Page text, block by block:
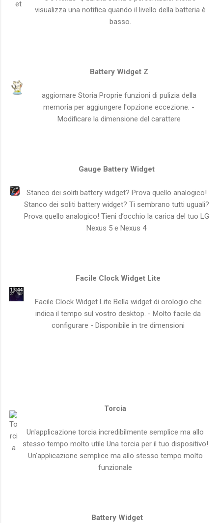
visualizza una notifica quando il livello della batteria è
basso.
Battery Widget Z
aggiornare Storia Proprie funzioni di pulizia della
memoria per aggiungere l'opzione eccezione. -
Modificare la dimensione del carattere
Gauge Battery Widget
Stanco dei soliti battery widget? Prova quello analogico!
Stanco dei soliti battery widget? Ti sembrano tutti uguali?
Prova quello analogico! Tieni d’occhio la carica del tuo LG
Nexus 5 e Nexus 4
Facile Clock Widget Lite
Facile Clock Widget Lite Bella widget di orologio che
indica il tempo sul vostro desktop. - Molto facile da
configurare - Disponibile in tre dimensioni
Torcia
Un'applicazione torcia incredibilmente semplice ma allo
stesso tempo molto utile Una torcia per il tuo dispositivo!
Un'applicazione semplice ma allo stesso tempo molto
funzionale
Battery Widget